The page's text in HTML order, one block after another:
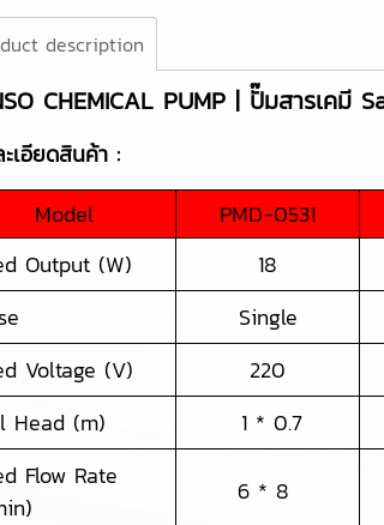
description
CHEMICAL PUMP | ปั๊มสารเคมี
เอียดสินค้า :
Model
PMD-0531
Output (W)
18
Single
Voltage (V)
220
Head (m)
1 * 0.7
Flow Rate
6 * 8